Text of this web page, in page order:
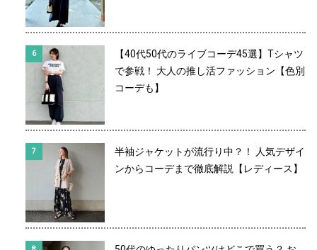
【40代50代のライブコーデ45選】Tシャツ
で参戦！ 大人の推し活ファッション【色別
コーデも】
半袖ジャケットが流行り中？！ 人気デザイ
ンからコーデまで徹底解説【レディース】